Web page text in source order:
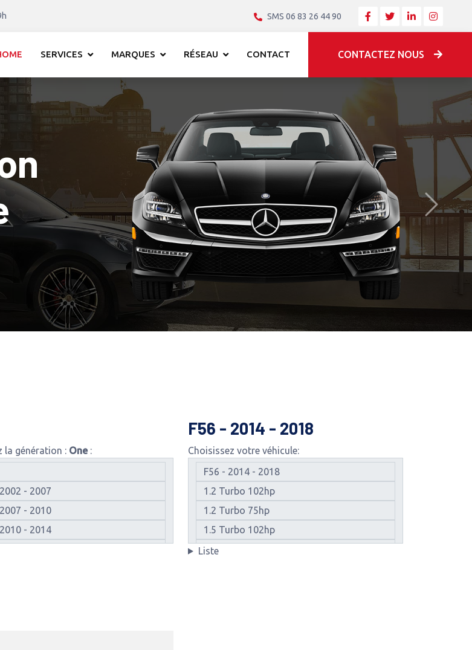
SMS 06 83 26 44 90
SERVICES MARQUES RÉSEAU CONTACT CONTACTEZ NOUS
One
Après
la génération : One:
F56 - 2014 - 2018
Choisissez votre véhicule:
Liste